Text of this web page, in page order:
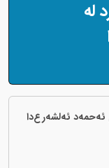
لە
ئەحمەد ئەلشەرع‌دا